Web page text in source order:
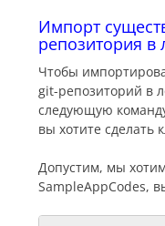
Импорт
репозитория в
Чтобы
git-репозиторий в
следующую
вы хотите сделать
Допустим, мы
SampleAppCodes,